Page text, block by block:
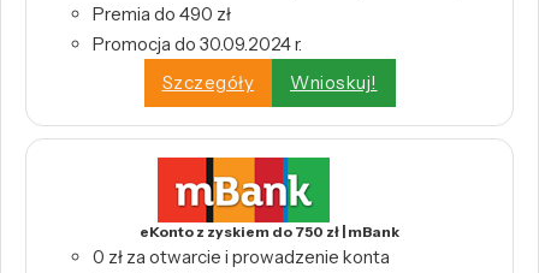
Premia do 490 zł
Promocja do 30.09.2024 r.
Szczegóły
Wnioskuj!
eKonto z zyskiem do 750 zł | mBank
0 zł za otwarcie i prowadzenie konta